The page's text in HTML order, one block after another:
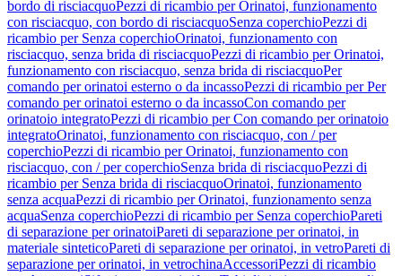
bordo di risciacquoPezzi di ricambio per Orinatoi, funzionamento
con risciacquo, con bordo di risciacquoSenza coperchioPezzi di
ricambio per Senza coperchioOrinatoi, funzionamento con
risciacquo, senza brida di risciacquoPezzi di ricambio per Orinatoi,
funzionamento con risciacquo, senza brida di risciacquoPer
comando per orinatoi esterno o da incassoPezzi di ricambio per Per
comando per orinatoi esterno o da incassoCon comando per
orinatoio integratoPezzi di ricambio per Con comando per orinatoio
integratoOrinatoi, funzionamento con risciacquo, con / per
coperchioPezzi di ricambio per Orinatoi, funzionamento con
risciacquo, con / per coperchioSenza brida di risciacquoPezzi di
ricambio per Senza brida di risciacquoOrinatoi, funzionamento
senza acquaPezzi di ricambio per Orinatoi, funzionamento senza
acquaSenza coperchioPezzi di ricambio per Senza coperchioPareti
di separazione per orinatoiPareti di separazione per orinatoi, in
materiale sinteticoPareti di separazione per orinatoi, in vetroPareti di
separazione per orinatoi, in vetrochinaAccessoriPezzi di ricambio